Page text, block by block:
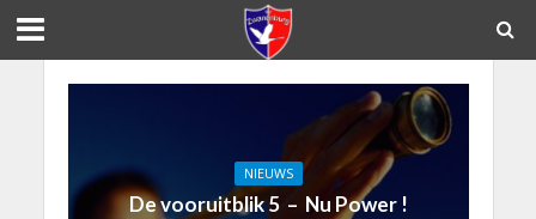
NIEUWS
De vooruitblik 5 – Nu Power !